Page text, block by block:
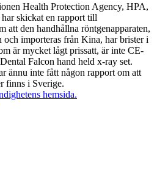
Health Protection Agency, HPA,
skickat en rapport till
att den handhållna röntgenapparaten,
och importeras från Kina, har brister i
är mycket lågt prissatt, är inte CE-
Falcon hand held x-ray set.
ännu inte fått någon rapport om att
finns i Sverige.
hemsida.